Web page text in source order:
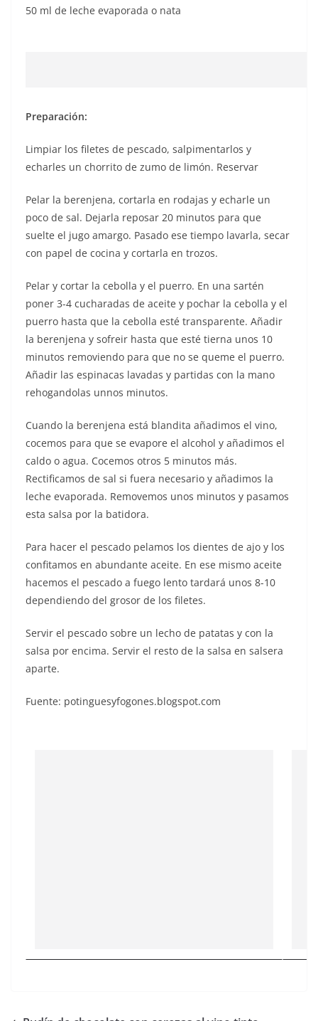
50 ml de leche evaporada o nata
Preparación:
Limpiar los filetes de pescado, salpimentarlos y
echarles un chorrito de zumo de limón. Reservar
Pelar la berenjena, cortarla en rodajas y echarle un
poco de sal. Dejarla reposar 20 minutos para que
suelte el jugo amargo. Pasado ese tiempo lavarla, secar
con papel de cocina y cortarla en trozos.
Pelar y cortar la cebolla y el puerro. En una sartén
poner 3-4 cucharadas de aceite y pochar la cebolla y el
puerro hasta que la cebolla esté transparente. Añadir
la berenjena y sofreir hasta que esté tierna unos 10
minutos removiendo para que no se queme el puerro.
Añadir las espinacas lavadas y partidas con la mano
rehogandolas unnos minutos.
Cuando la berenjena está blandita añadimos el vino,
cocemos para que se evapore el alcohol y añadimos el
caldo o agua. Cocemos otros 5 minutos más.
Rectificamos de sal si fuera necesario y añadimos la
leche evaporada. Removemos unos minutos y pasamos
esta salsa por la batidora.
Para hacer el pescado pelamos los dientes de ajo y los
confitamos en abundante aceite. En ese mismo aceite
hacemos el pescado a fuego lento tardará unos 8-10
dependiendo del grosor de los filetes.
Servir el pescado sobre un lecho de patatas y con la
salsa por encima. Servir el resto de la salsa en salsera
aparte.
Fuente: potinguesyfogones.blogspot.com